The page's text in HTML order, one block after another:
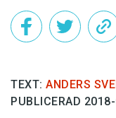
TEXT: ANDERS
PUBLICERAD